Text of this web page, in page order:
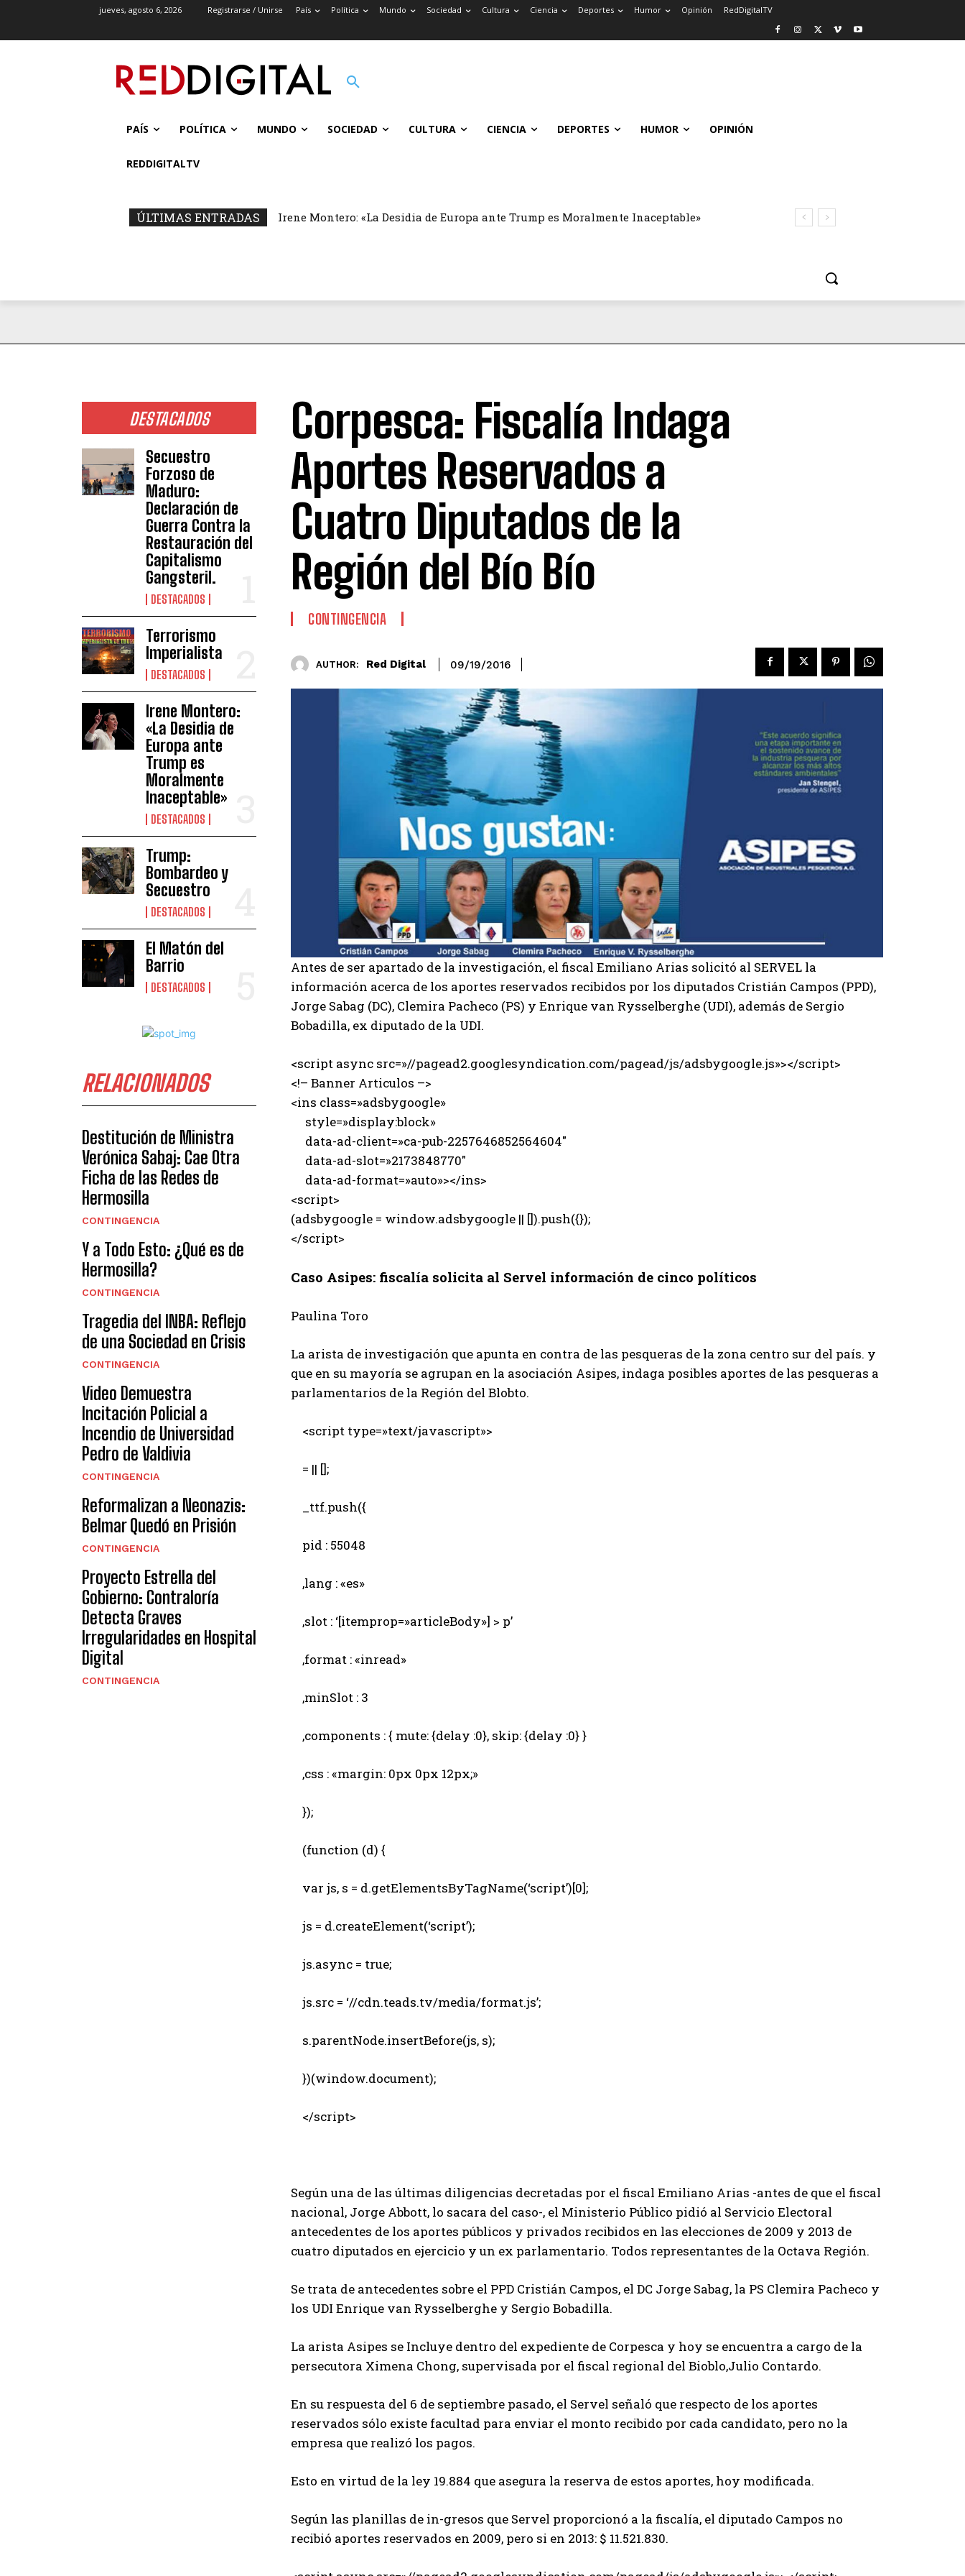
jueves, agosto 6, 2026 Registrarse / Unirse País Política Mundo Sociedad Cultura Ciencia Deportes Humor Opinión RedDigitalTV
PAÍS POLÍTICA MUNDO SOCIEDAD CULTURA CIENCIA DEPORTES HUMOR OPINIÓN
REDDIGITALTV
ÚLTIMAS ENTRADAS Irene Montero: «La Desidia de Europa ante Trump es Moralmente Inaceptable»
DESTACADOS
Secuestro
Forzoso de
Maduro:
Declaración de
Guerra Contra la
Restauración del
Capitalismo
Gangsteril.
DESTACADOS
Terrorismo
Imperialista
DESTACADOS
Irene Montero:
«La Desidia de
Europa ante
Trump es
Moralmente
Inaceptable»
DESTACADOS
Trump:
Bombardeo y
Secuestro
DESTACADOS
El Matón del
Barrio
DESTACADOS
RELACIONADOS
Destitución de Ministra
Verónica Sabaj: Cae Otra
Ficha de las Redes de
Hermosilla
CONTINGENCIA
Y a Todo Esto: ¿Qué es de
Hermosilla?
CONTINGENCIA
Tragedia del INBA: Reflejo
de una Sociedad en Crisis
CONTINGENCIA
Video Demuestra
Incitación Policial a
Incendio de Universidad
Pedro de Valdivia
CONTINGENCIA
Reformalizan a Neonazis:
Belmar Quedó en Prisión
CONTINGENCIA
Proyecto Estrella del
Gobierno: Contraloría
Detecta Graves
Irregularidades en Hospital
Digital
CONTINGENCIA
Corpesca: Fiscalía Indaga
Aportes Reservados a
Cuatro Diputados de la
Región del Bío Bío
CONTINGENCIA
AUTHOR: Red Digital 09/19/2016
Antes de ser apartado de la investigación, el fiscal Emiliano Arias solicitó al SERVEL la
información acerca de los aportes reservados recibidos por los diputados Cristián Campos (PPD),
Jorge Sabag (DC), Clemira Pacheco (PS) y Enrique van Rysselberghe (UDI), además de Sergio
Bobadilla, ex diputado de la UDI.
<script async src=»//pagead2.googlesyndication.com/pagead/js/adsbygoogle.js»></script>
<!– Banner Articulos –>
<ins class=»adsbygoogle»
style=»display:block»
data-ad-client=»ca-pub-2257646852564604″
data-ad-slot=»2173848770″
data-ad-format=»auto»></ins>
<script>
(adsbygoogle = window.adsbygoogle || []).push({});
</script>
Caso Asipes: fiscalía solicita al Servel información de cinco políticos
Paulina Toro
La arista de investigación que apunta en contra de las pesqueras de la zona centro sur del país. y
que en su mayoría se agrupan en la asociación Asipes, indaga posibles aportes de las pesqueras a
parlamentarios de la Región del Blobto.
<script type=»text/javascript»>
= || [];
_ttf.push({
pid : 55048
,lang : «es»
,slot : ‘[itemprop=»articleBody»] > p’
,format : «inread»
,minSlot : 3
,components : { mute: {delay :0}, skip: {delay :0} }
,css : «margin: 0px 0px 12px;»
});
(function (d) {
var js, s = d.getElementsByTagName(‘script’)[0];
js = d.createElement(‘script’);
js.async = true;
js.src = ‘//cdn.teads.tv/media/format.js’;
s.parentNode.insertBefore(js, s);
})(window.document);
</script>
Según una de las últimas diligencias decretadas por el fiscal Emiliano Arias -antes de que el fiscal
nacional, Jorge Abbott, lo sacara del caso-, el Ministerio Público pidió al Servicio Electoral
antecedentes de los aportes públicos y privados recibidos en las elecciones de 2009 y 2013 de
cuatro diputados en ejercicio y un ex parlamentario. Todos representantes de la Octava Región.
Se trata de antecedentes sobre el PPD Cristián Campos, el DC Jorge Sabag, la PS Clemira Pacheco y
los UDI Enrique van Rysselberghe y Sergio Bobadilla.
La arista Asipes se Incluye dentro del expediente de Corpesca y hoy se encuentra a cargo de la
persecutora Ximena Chong, supervisada por el fiscal regional del Bioblo,Julio Contardo.
En su respuesta del 6 de septiembre pasado, el Servel señaló que respecto de los aportes
reservados sólo existe facultad para enviar el monto recibido por cada candidato, pero no la
empresa que realizó los pagos.
Esto en virtud de la ley 19.884 que asegura la reserva de estos aportes, hoy modificada.
Según las planillas de in-gresos que Servel proporcionó a la fiscalía, el diputado Campos no
recibió aportes reservados en 2009, pero si en 2013: $ 11.521.830.